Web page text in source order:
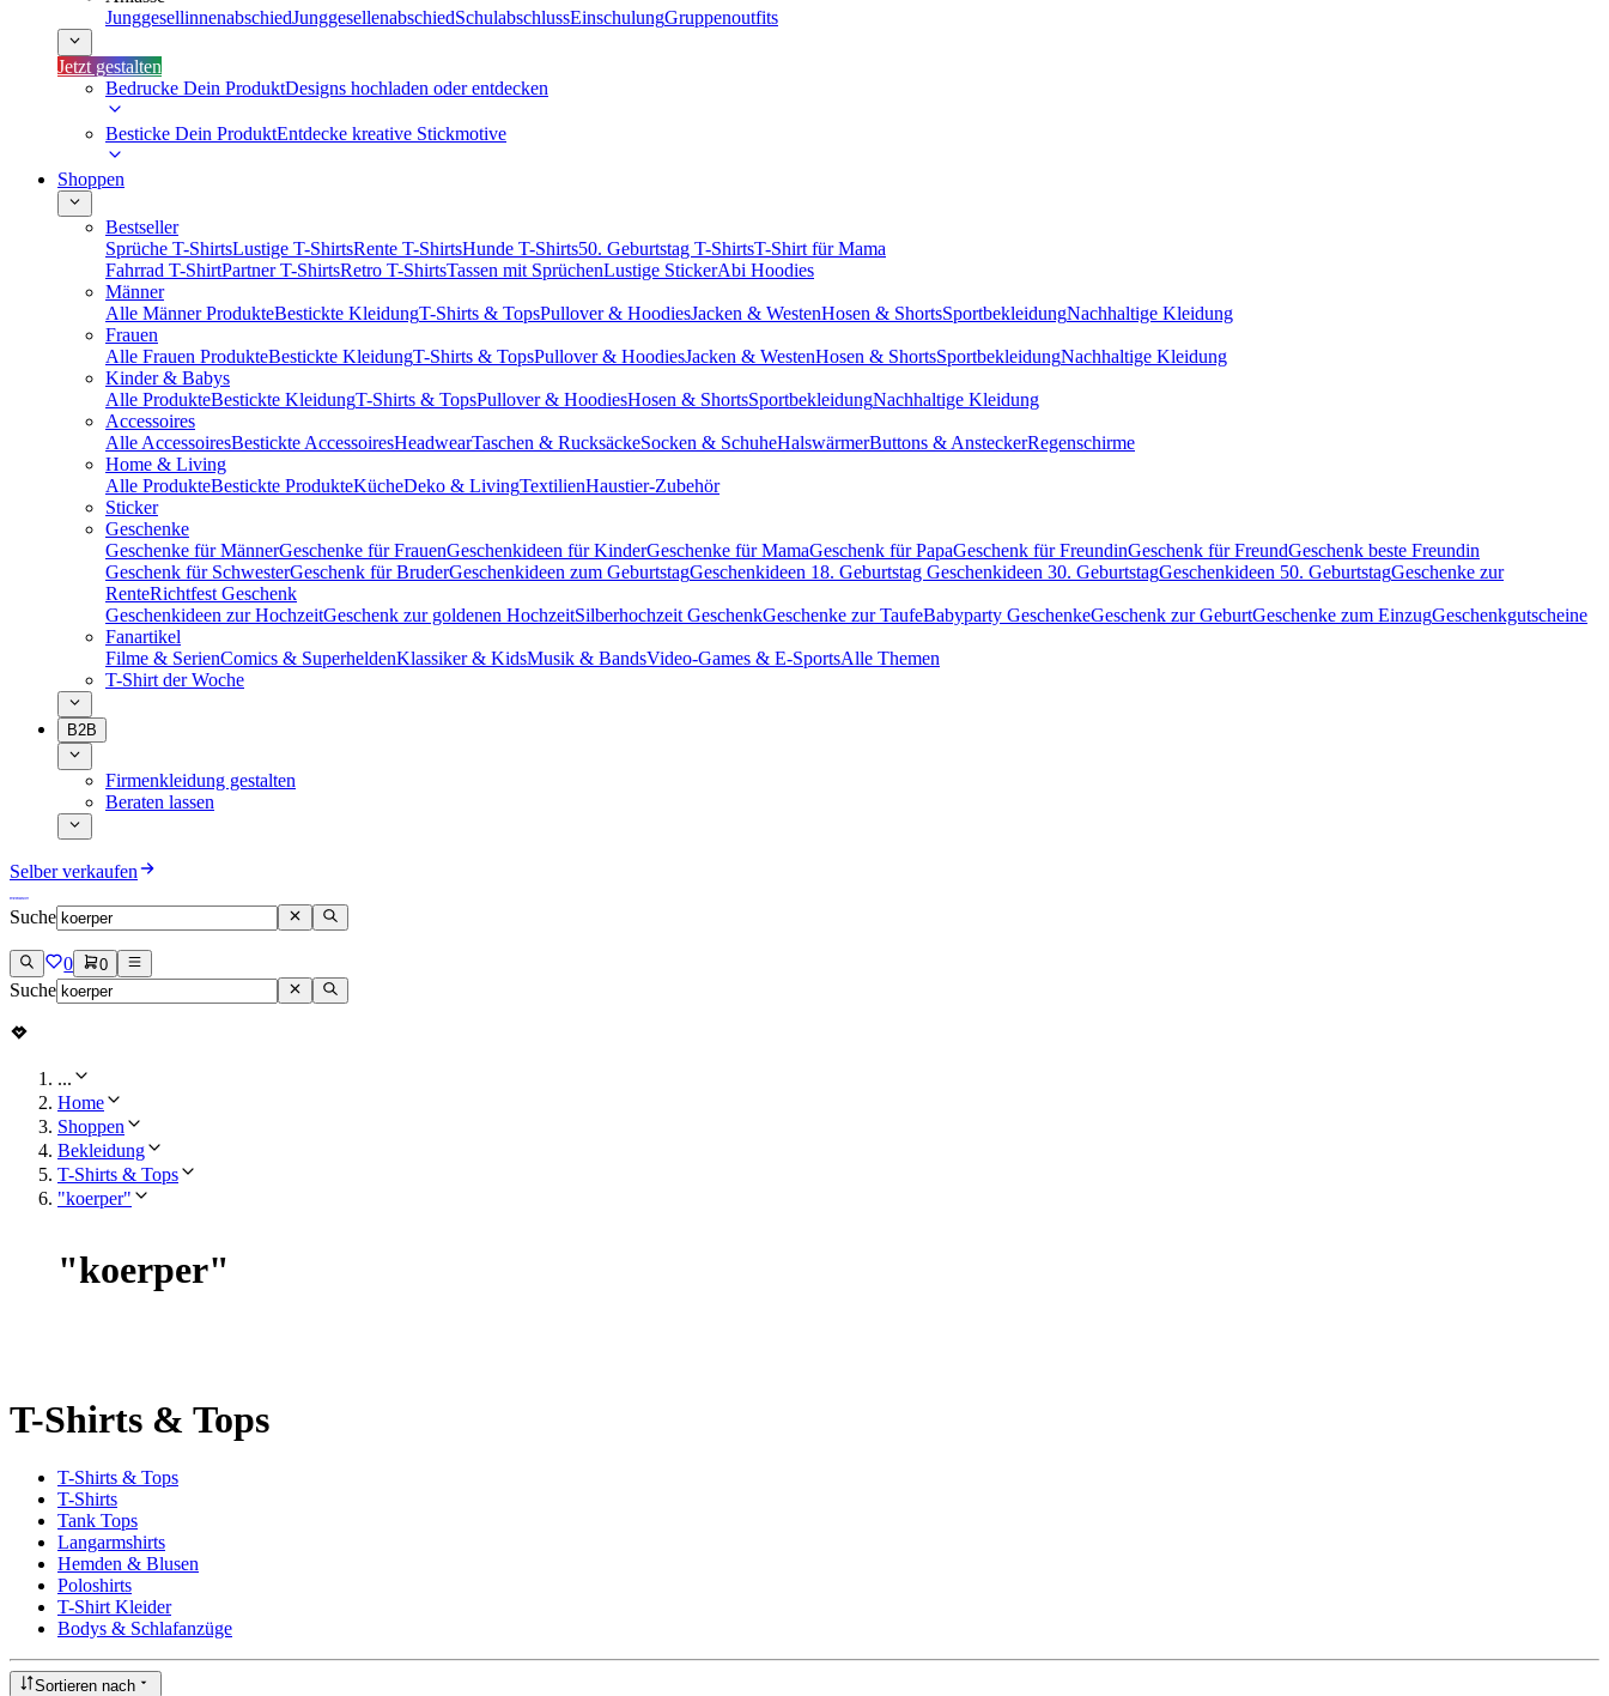
JunggesellinnenabschiedJunggesellenabschiedSchulabschlussEinschulungGruppenoutfits
Jetzt gestalten
Bedrucke Dein ProduktDesigns hochladen oder entdecken
Besticke Dein ProduktEntdecke kreative Stickmotive
Shoppen
Bestseller
Sprüche T-ShirtsLustige T-ShirtsRente T-ShirtsHunde T-Shirts50. Geburtstag T-ShirtsT-Shirt für Mama
Fahrrad T-ShirtPartner T-ShirtsRetro T-ShirtsTassen mit SprüchenLustige StickerAbi Hoodies
Männer
Alle Männer ProdukteBestickte KleidungT-Shirts & TopsPullover & HoodiesJacken & WestenHosen & ShortsSportbekleidungNachhaltige Kleidung
Frauen
Alle Frauen ProdukteBestickte KleidungT-Shirts & TopsPullover & HoodiesJacken & WestenHosen & ShortsSportbekleidungNachhaltige Kleidung
Kinder & Babys
Alle ProdukteBestickte KleidungT-Shirts & TopsPullover & HoodiesHosen & ShortsSportbekleidungNachhaltige Kleidung
Accessoires
Alle AccessoiresBestickte AccessoiresHeadwearTaschen & RucksäckeSocken & SchuheHalswärmerButtons & AnsteckerRegenschirme
Home & Living
Alle ProdukteBestickte ProdukteKücheDeko & LivingTextilienHaustier-Zubehör
Sticker
Geschenke
Geschenke für MännerGeschenke für FrauenGeschenkideen für KinderGeschenke für MamaGeschenk für PapaGeschenk für FreundinGeschenk für FreundGeschenk beste Freundin
Geschenk für SchwesterGeschenk für BruderGeschenkideen zum GeburtstagGeschenkideen 18. Geburtstag Geschenkideen 30. GeburtstagGeschenkideen 50. GeburtstagGeschenke zur
RenteRichtfest Geschenk
Geschenkideen zur HochzeitGeschenk zur goldenen HochzeitSilberhochzeit GeschenkGeschenke zur TaufeBabyparty GeschenkeGeschenk zur GeburtGeschenke zum EinzugGeschenkgutscheine
Fanartikel
Filme & SerienComics & SuperheldenKlassiker & KidsMusik & BandsVideo-Games & E-SportsAlle Themen
T-Shirt der Woche
B2B
Firmenkleidung gestalten
Beraten lassen
Selber verkaufen
Suche
0 0
Suche
...
Home
Shoppen
Bekleidung
T-Shirts & Tops
"koerper"
"koerper"
T-Shirts & Tops
T-Shirts & Tops
T-Shirts
Tank Tops
Langarmshirts
Hemden & Blusen
Poloshirts
T-Shirt Kleider
Bodys & Schlafanzüge
Sortieren nach